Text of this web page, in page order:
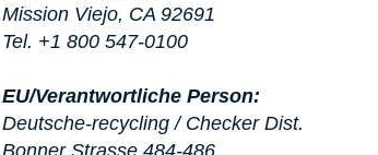
Mission Viejo, CA 92691
Tel. +1 800 547-0100
EU/Verantwortliche Person:
Deutsche-recycling / Checker Dist.
Bonner Strasse 484-486